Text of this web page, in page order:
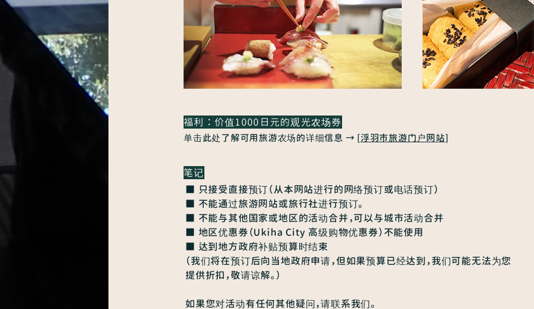
福利：价值1000日元的观光农场券
单击此处了解可用旅游农场的详细信息 → [浮羽市旅游门户网站]
笔记
■ 只接受直接预订（从本网站进行的网络预订或电话预订）
■ 不能通过旅游网站或旅行社进行预订。
■ 不能与其他国家或地区的活动合并，可以与城市活动合并
■ 地区优惠券（Ukiha City 高级购物优惠券）不能使用
■ 达到地方政府补贴预算时结束
（我们将在预订后向当地政府申请，但如果预算已经达到，我们可能无法为您
提供折扣，敬请谅解。）
如果您对活动有任何其他疑问，请联系我们。